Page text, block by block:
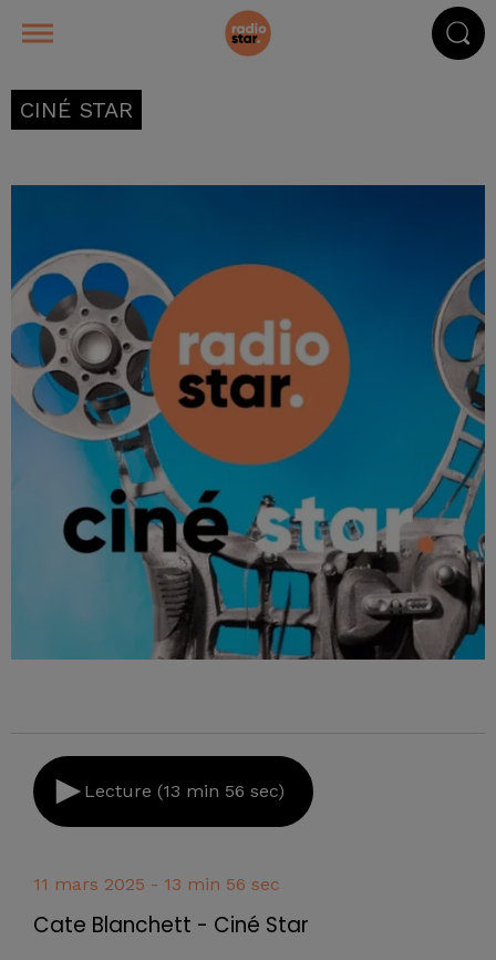
CINÉ STAR
Lecture (13 min 56 sec)
11 mars 2025 - 13 min 56 sec
Cate Blanchett - Ciné Star